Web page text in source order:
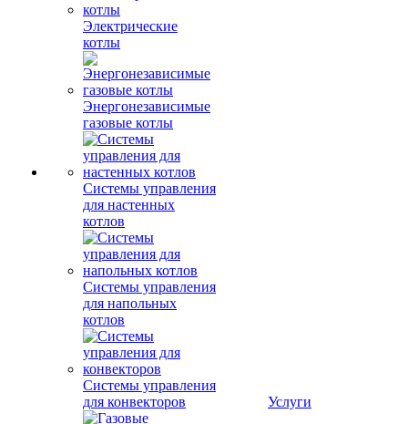
Электрические
котлы
Энергонезависимые
газовые котлы
Системы управления
для настенных
котлов
Системы управления
для напольных
котлов
Системы управления
для конвекторов
Услуги